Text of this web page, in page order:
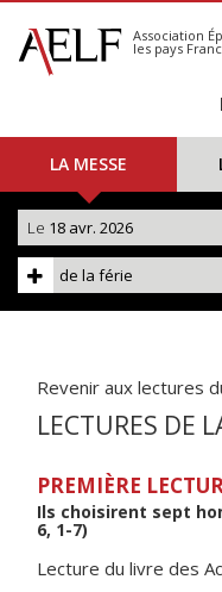
S'abonner
Calendrier
Association
les pays
LA MESSE
Le 18 avr. 2026
de la férie
Revenir aux lectures
LECTURES DE
PREMIÈRE
Ils choisirent sept
6, 1-7)
Lecture du livre des